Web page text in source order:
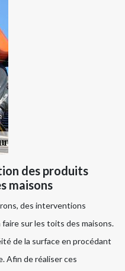
des produits
maisons
des interventions
sur les toits des maisons.
de la surface en procédant
Afin de réaliser ces